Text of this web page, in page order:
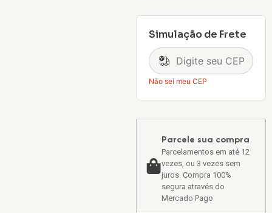
Simulação de Frete
Não sei meu CEP
Parcele sua compra
Parcelamentos em até 12
vezes, ou 3 vezes sem
juros. Compra 100%
segura através do
Mercado Pago